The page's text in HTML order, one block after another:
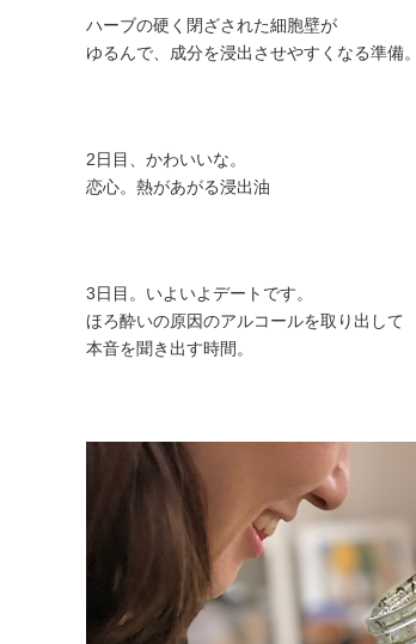
ハーブの硬く閉ざされた細胞壁が
ゆるんで、成分を浸出させやすくなる準備。
2日目、かわいいな。
恋心。熱があがる浸出油
3日目。いよいよデートです。
ほろ酔いの原因のアルコールを取り出して
本音を聞き出す時間。